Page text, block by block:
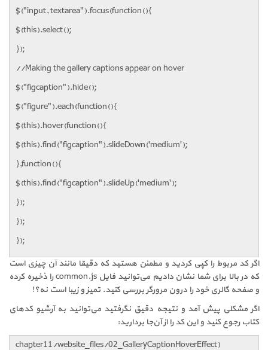
$("input, textarea").focus(function(){
$(this).select();
});
//Making the gallery captions appear on hover
$("figcaption").hide();
$("figure").each(function(){
$(this).hover(function(){
$(this).find("figcaption").slideDown('medium');
},function(){
$(this).find("figcaption").slideUp('medium');
});
});
});
اگر کد مربوط را کپی کردید و مطمئن هستید که دقیقا مانند آن‌ چیزی است
که در بالا برای شما نشان دادیم می‌توانید فایل common.js را ذخیره کرده
و صفحه گالری خود را درون مرورگر بررسی کنید. تمیز و زیبا است نه؟!
اگر مشکلی پیش آمد و نتیجه دقیق نگرفتید می‌توانید به آرشیو کدهای
کتاب رجوع کنید و این کد را از آن‌جا بردارید:
chapter11/website_files/02_GalleryCaptionHoverEffect)